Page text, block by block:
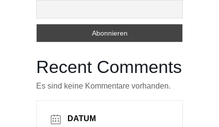
Recent Comments
Es sind keine Kommentare vorhanden.
DATUM